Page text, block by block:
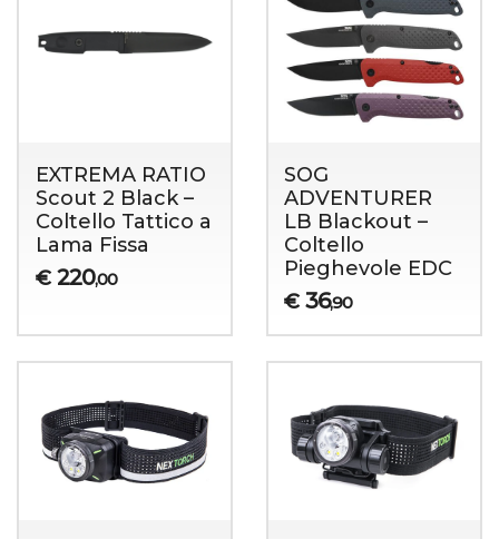
EXTREMA RATIO
Scout 2 Black –
Coltello Tattico a
Lama Fissa
€ 220,00
SOG
ADVENTURER
LB Blackout –
Coltello
Pieghevole EDC
€ 36,90